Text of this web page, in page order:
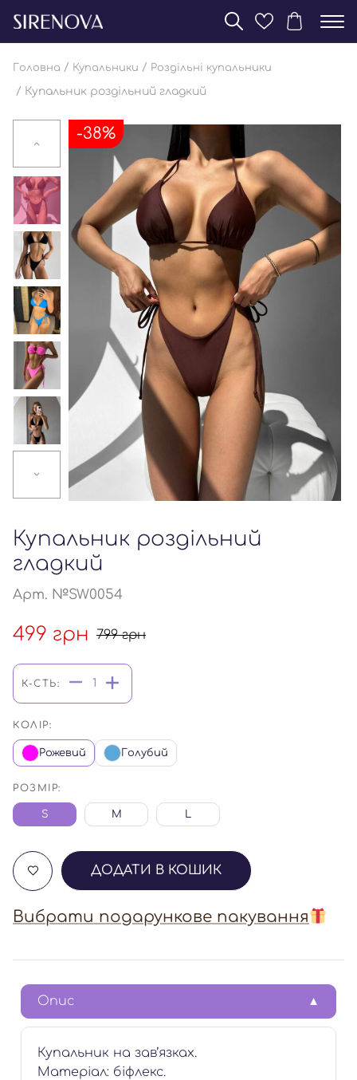
Головна / Купальники / Роздільні купальники
/ Купальник роздільний гладкий
-38%
Купальник роздільний
гладкий
Арт. №SW0054
499 грн 799грн
К-СТЬ:
КОЛІР:
Рожевий Голубий
РОЗМІР:
S M L
ДОДАТИ В КОШИК
Вибрати подарункове пакування
Опис
Купальник на зав’язках.
Матеріал: біфлекс.